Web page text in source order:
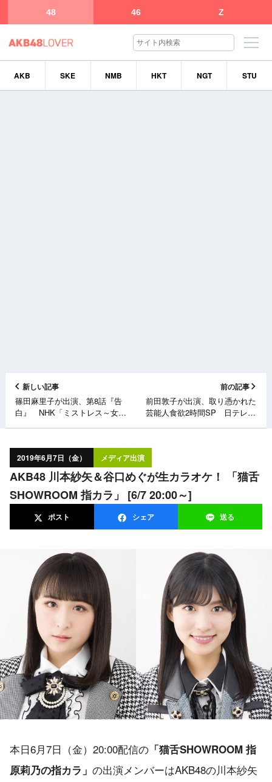
48 46 Z
AKB SKE NMB HKT NGT STU
新しい記事
篠田麻里子が出演、第8話『告
白』 NHK「ミストレス～女た
前の記事
前田敦子が出演、取り憑かれた
芸能人食欲2時間SP 日テレ
2019年6月7日（金） メディア出演
AKB48 川本紗矢＆谷口めぐが生カラオケ！ 「猫舌
SHOWROOM 指カラ」 [6/7 20:00～]
ポスト シェア 送る
本日6月7日（金）20:00配信の 「猫舌SHOWROOM 指
原莉乃の指カラ」 の出演メンバーはAKB48の川本紗矢